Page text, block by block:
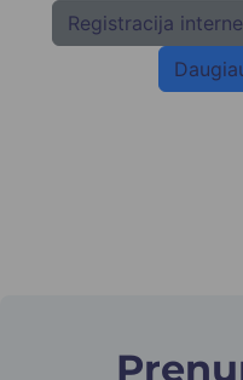
Registracija